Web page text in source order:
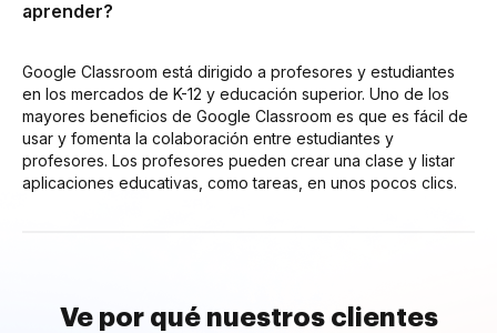
aprender?
Google Classroom está dirigido a profesores y estudiantes
en los mercados de K-12 y educación superior. Uno de los
mayores beneficios de Google Classroom es que es fácil de
usar y fomenta la colaboración entre estudiantes y
profesores. Los profesores pueden crear una clase y listar
aplicaciones educativas, como tareas, en unos pocos clics.
Ve por qué nuestros clientes